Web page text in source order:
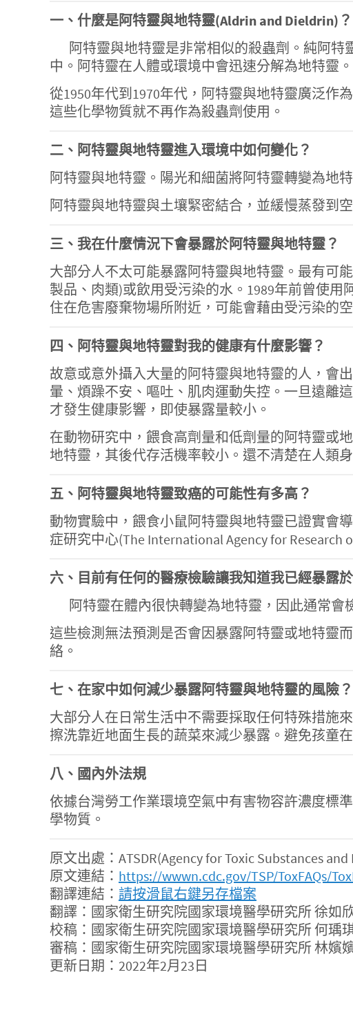
一、什麼是阿特靈與地特靈(Aldrin and Dieldrin)？
阿特靈與地特靈是非常相似的殺蟲劑。純阿
中。阿特靈在人體或環境中會迅速分解為地特靈。
從1950年代到1970年代，阿特靈與地特靈廣泛作
這些化學物質就不再作為殺蟲劑使用。
二、阿特靈與地特靈進入環境中如何變化？
阿特靈與地特靈。陽光和細菌將阿特靈轉變為地
阿特靈與地特靈與土壤緊密結合，並緩慢蒸發到
三、我在什麼情況下會暴露於阿特靈與地特靈？
大部分人不太可能暴露阿特靈與地特靈。最有可
製品、肉類)或飲用受污染的水。1989年前曾使
住在危害廢棄物場所附近，可能會藉由受污染的
四、阿特靈與地特靈對我的健康有什麼影響？
故意或意外攝入大量的阿特靈與地特靈的人，會
暈、煩躁不安、嘔吐、肌肉運動失控。一旦遠離
才發生健康影響，即使暴露量較小。
在動物研究中，餵食高劑量和低劑量的阿特靈或
地特靈，其後代存活機率較小。還不清楚在人類
五、阿特靈與地特靈致癌的可能性有多高？
動物實驗中，餵食小鼠阿特靈與地特靈已證實會
症研究中心(The International Agency for Research
六、目前有任何的醫療檢驗讓我知道我已經暴露
阿特靈在體內很快轉變為地特靈，因此通常
這些檢測無法預測是否會因暴露阿特靈或地特靈
絡。
七、在家中如何減少暴露阿特靈與地特靈的風險？
大部分人在日常生活中不需要採取任何特殊措施
擦洗靠近地面生長的蔬菜來減少暴露。避免孩童
八、國內外法規
依據台灣勞工作業環境空氣中有害物容許濃度標
學物質。
原文出處：ATSDR(Agency for Toxic Substances and
原文連結： https://wwwn.cdc.gov/TSP/ToxFAQs/
翻譯連結： 請按滑鼠右鍵另存檔案
翻譯：國家衛生研究院國家環境醫學研究所 徐如
校稿：國家衛生研究院國家環境醫學研究所 何瑀
審稿：國家衛生研究院國家環境醫學研究所 林嬪
更新日期：2022年2月23日